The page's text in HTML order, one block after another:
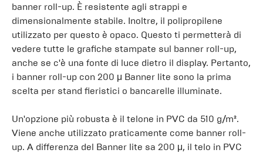
banner roll-up. È resistente agli strappi e
dimensionalmente stabile. Inoltre, il polipropilene
utilizzato per questo è opaco. Questo ti permetterà di
vedere tutte le grafiche stampate sul banner roll-up,
anche se c'è una fonte di luce dietro il display. Pertanto,
i banner roll-up con 200 μ Banner lite sono la prima
scelta per stand fieristici o bancarelle illuminate.
Un'opzione più robusta è il telone in PVC da 510 g/m².
Viene anche utilizzato praticamente come banner roll-
up. A differenza del Banner lite sa 200 μ, il telo in PVC